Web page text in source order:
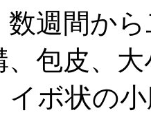
週間から
、包皮、
イボ状の